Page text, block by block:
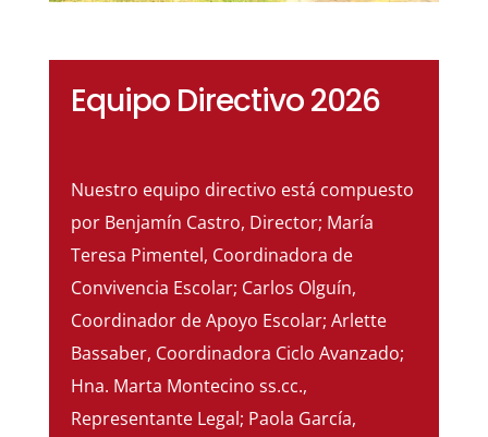
Equipo Directivo 2026
Nuestro equipo directivo está compuesto
por Benjamín Castro, Director; María
Teresa Pimentel, Coordinadora de
Convivencia Escolar; Carlos Olguín,
Coordinador de Apoyo Escolar; Arlette
Bassaber, Coordinadora Ciclo Avanzado;
Hna. Marta Montecino ss.cc.,
Representante Legal; Paola García,